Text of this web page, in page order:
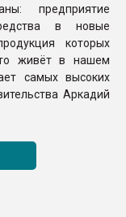
предприятие
в новые
которых
живёт в нашем
самых высоких
Аркадий